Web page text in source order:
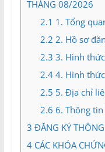
THÁNG 08/2026
2.1 1. Tổng
2.2 2. Hồ sơ
2.3 3. Hình
2.44. Hình
2.5 5. Địa chỉ
2.6 6. Thông
3 ĐĂNG KÝ
4CÁC KHÓA